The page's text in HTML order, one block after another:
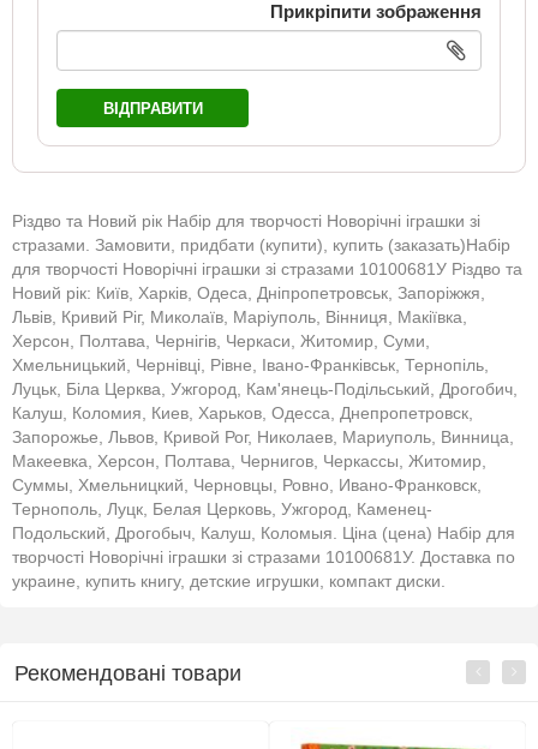
Прикріпити зображення
ВІДПРАВИТИ
Різдво та Новий рік Набір для творчості Новорічні іграшки зі
стразами. Замовити, придбати (купити), купить (заказать)Набір
для творчості Новорічні іграшки зі стразами 10100681У Різдво та
Новий рік: Київ, Харків, Одеса, Дніпропетровськ, Запоріжжя,
Львів, Кривий Ріг, Миколаїв, Маріуполь, Вінниця, Макіївка,
Херсон, Полтава, Чернігів, Черкаси, Житомир, Суми,
Хмельницький, Чернівці, Рівне, Івано-Франківськ, Тернопіль,
Луцьк, Біла Церква, Ужгород, Кам'янець-Подільський, Дрогобич,
Калуш, Коломия, Киев, Харьков, Одесса, Днепропетровск,
Запорожье, Львов, Кривой Рог, Николаев, Мариуполь, Винница,
Макеевка, Херсон, Полтава, Чернигов, Черкассы, Житомир,
Суммы, Хмельницкий, Черновцы, Ровно, Ивано-Франковск,
Тернополь, Луцк, Белая Церковь, Ужгород, Каменец-
Подольский, Дрогобыч, Калуш, Коломыя. Ціна (цена) Набір для
творчості Новорічні іграшки зі стразами 10100681У. Доставка по
украине, купить книгу, детские игрушки, компакт диски.
Рекомендовані товари